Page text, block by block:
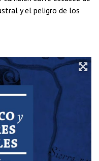
y el peligro de los